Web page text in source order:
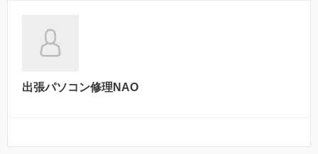
出張パソコン修理NAO